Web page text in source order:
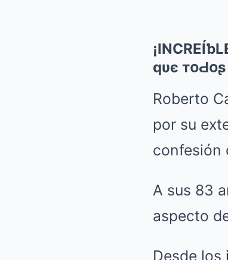
qυє
Roberto
por su
confesión
A sus 83
aspecto
Desde los